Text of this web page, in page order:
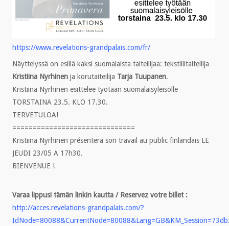
https://www.revelations-grandpalais.com/fr/
Näyttelyssä on esillä kaksi suomalaista taiteilijaa: tekstiilitaiteilija
Kristiina Nyrhinen ja korutaiteilija Tarja Tuupanen.
Kristiina Nyrhinen esittelee työtään suomalaisyleisölle
TORSTAINA 23.5. KLO 17.30.
TERVETULOA!
==============================
Kristiina Nyrhinen présentera son travail au public finlandais LE
JEUDI 23/05 A 17h30.
BIENVENUE !
Varaa lippusi tämän linkin kautta / Reservez votre billet :
http://acces.revelations-grandpalais.com/?